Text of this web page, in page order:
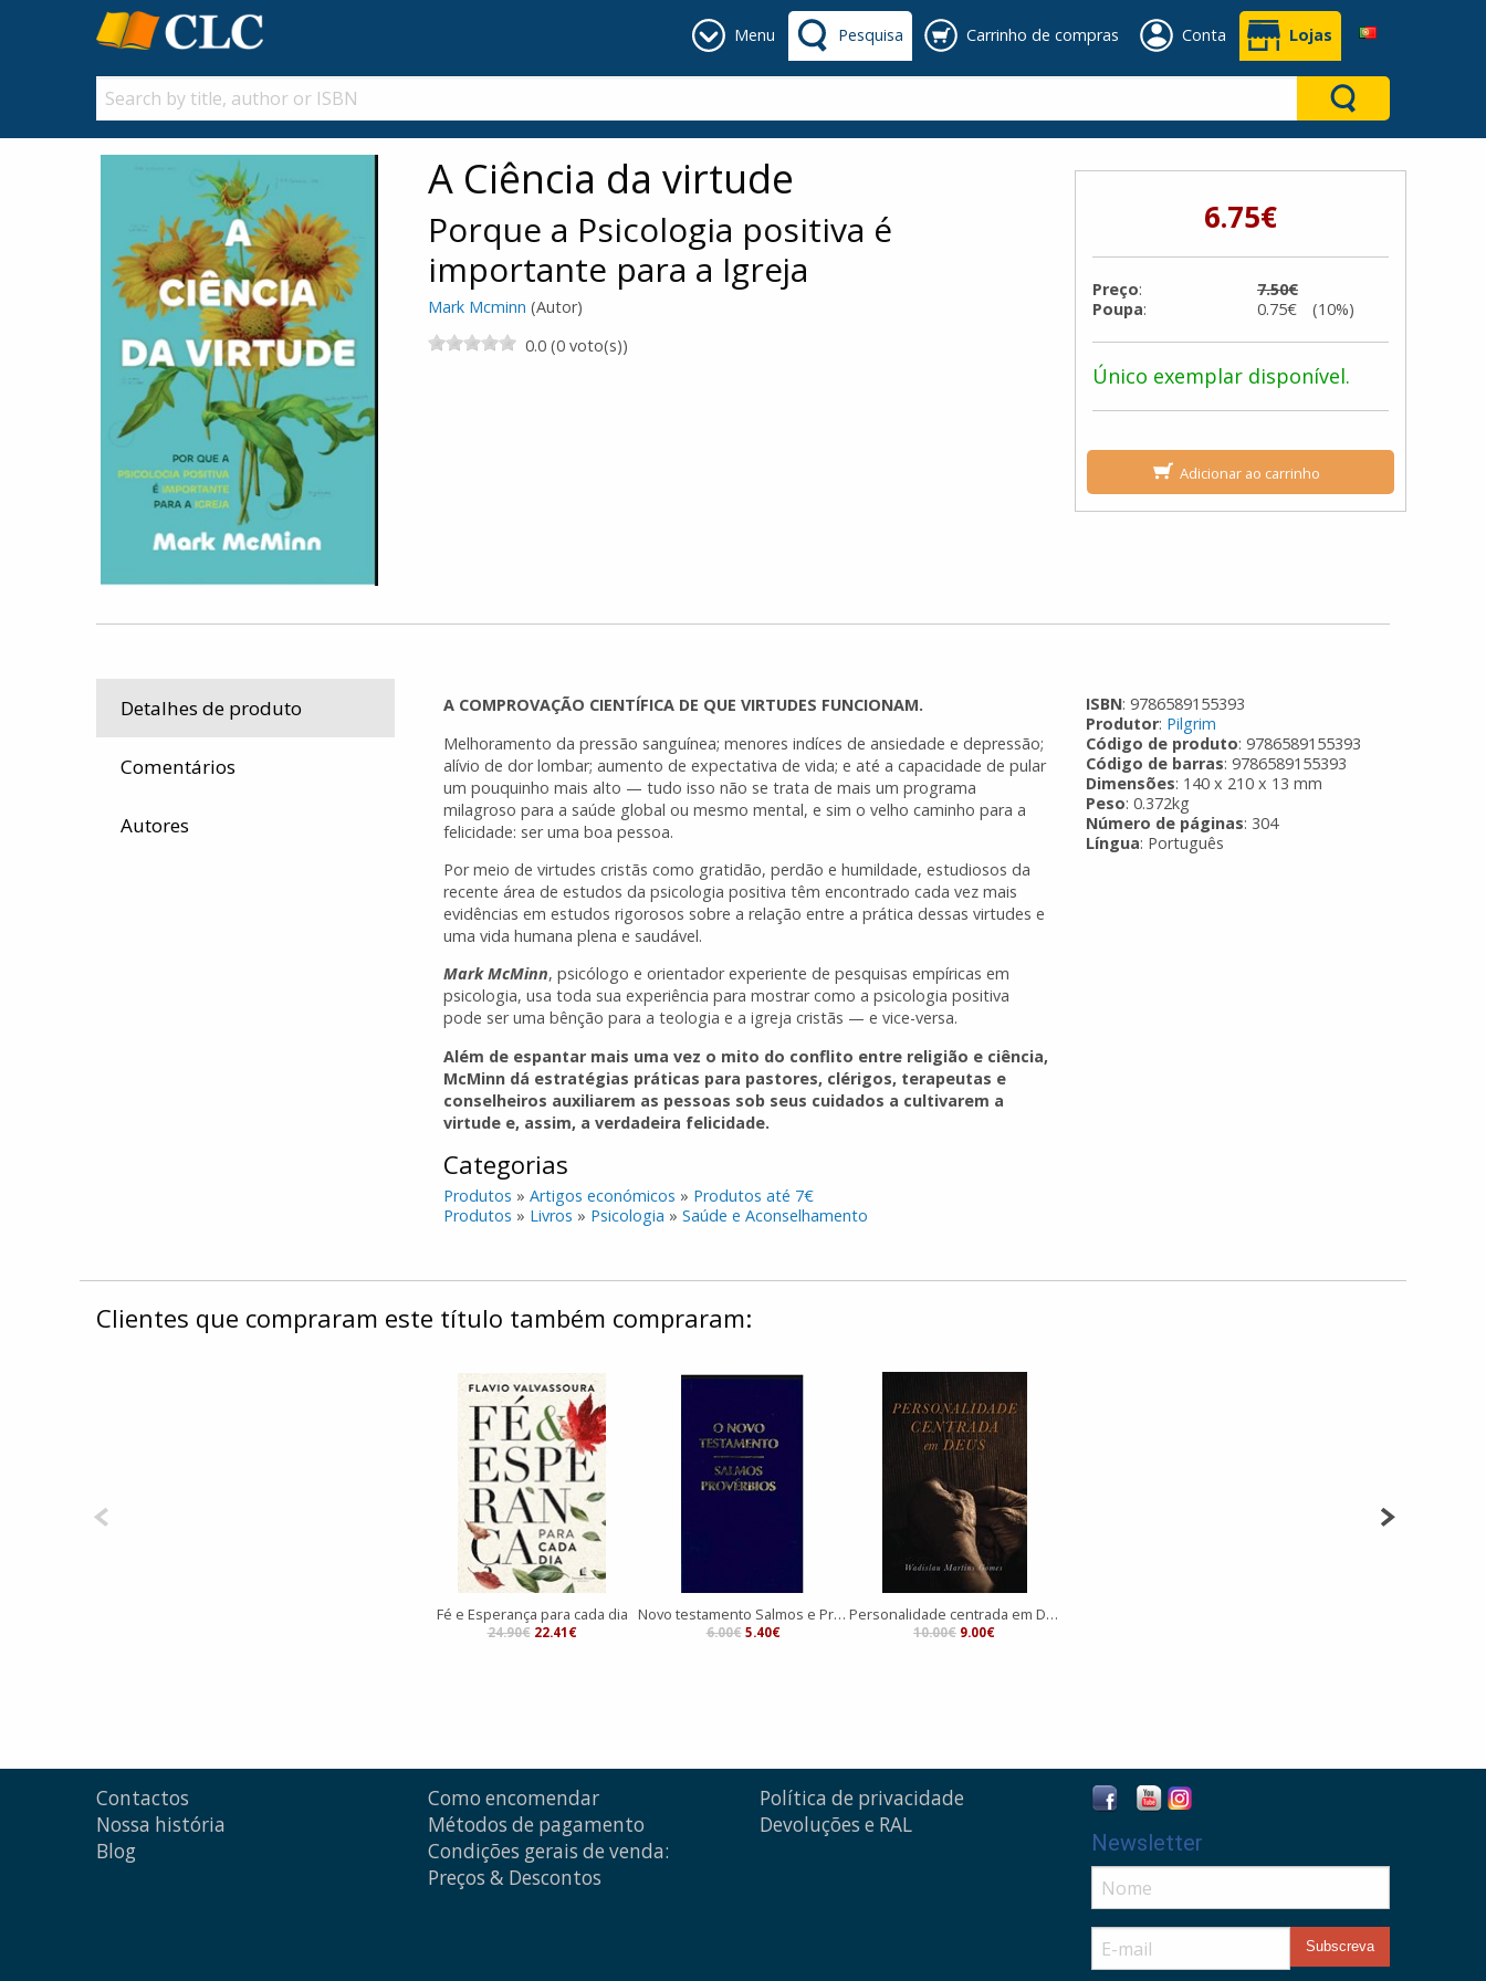
Menu Pesquisa Carrinho de compras Conta Lojas
A Ciência da virtude
Porque a Psicologia positiva é
importante para a Igreja
Mark Mcminn (Autor)
0.0 (0 voto(s))
6.75€
Preço:
7.50€
Poupa: 0.75€ (10%)
Único exemplar disponível.
Adicionar ao carrinho
Detalhes de produto
Comentários
Autores
A COMPROVAÇÃO CIENTÍFICA DE QUE VIRTUDES FUNCIONAM.
Melhoramento da pressão sanguínea; menores indíces de ansiedade e depressão;
alívio de dor lombar; aumento de expectativa de vida; e até a capacidade de pular
um pouquinho mais alto — tudo isso não se trata de mais um programa
milagroso para a saúde global ou mesmo mental, e sim o velho caminho para a
felicidade: ser uma boa pessoa.
Por meio de virtudes cristãs como gratidão, perdão e humildade, estudiosos da
recente área de estudos da psicologia positiva têm encontrado cada vez mais
evidências em estudos rigorosos sobre a relação entre a prática dessas virtudes e
uma vida humana plena e saudável.
Mark McMinn, psicólogo e orientador experiente de pesquisas empíricas em
psicologia, usa toda sua experiência para mostrar como a psicologia positiva
pode ser uma bênção para a teologia e a igreja cristãs — e vice-versa.
Além de espantar mais uma vez o mito do conflito entre religião e ciência,
McMinn dá estratégias práticas para pastores, clérigos, terapeutas e
conselheiros auxiliarem as pessoas sob seus cuidados a cultivarem a
virtude e, assim, a verdadeira felicidade.
Categorias
Produtos »Artigos económicos » Produtos até 7€
Produtos » Livros » Psicologia »Saúde e Aconselhamento
ISBN: 9786589155393
Produtor: Pilgrim
Código de produto: 9786589155393
Código de barras: 9786589155393
Dimensões: 140 x 210 x 13 mm
Peso: 0.372kg
Número de páginas: 304
Língua: Português
Clientes que compraram este título também compraram:
Fé e Esperança para cada dia
24.90€ 22.41€
Novo testamento Salmos e Provérbios
6.00€ 5.40€
Personalidade centrada em Deus
10.00€ 9.00€
Contactos
Nossa história
Blog
Como encomendar
Métodos de pagamento
Condições gerais de venda:
Preços & Descontos
Política de privacidade
Devoluções e RAL
Newsletter